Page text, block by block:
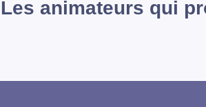
Les animateurs qui